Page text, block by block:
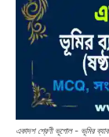
একাদশ শ্রেণী ভূগোল - ভূমির